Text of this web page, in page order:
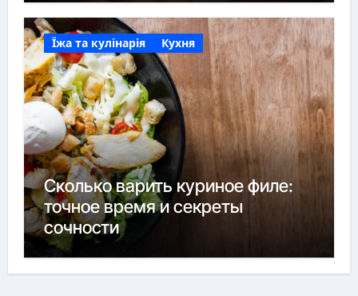
Їжа та кулінарія Кухня
Сколько варить куриное филе:
точное время и секреты
сочности